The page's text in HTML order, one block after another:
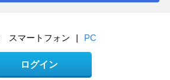
スマートフォン | PC
ログイン